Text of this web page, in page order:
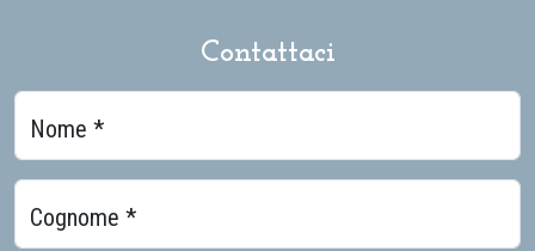
Contattaci
Nome *
Cognome *